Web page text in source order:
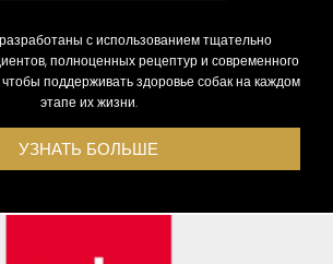
с использованием тщательно
полноценных рецептур и современного
поддерживать здоровье собак на каждом
этапе их жизни.
УЗНАТЬ БОЛЬШЕ